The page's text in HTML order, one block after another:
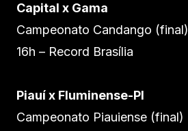
Capital x Gama
Campeonato Candango (final)
16h – Record Brasília
Piauí x Fluminense-PI
Campeonato Piauiense (final)